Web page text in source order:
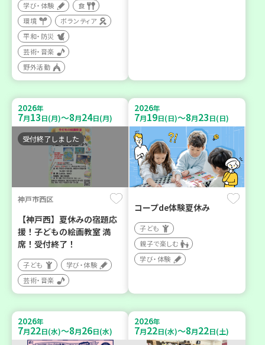
学び・体験
食
環境
ボランティア
平和・防災
芸術・音楽
野外活動
2026年
7月13日(月)～8月24日(月)
受付終了しました
神戸市西区
【神戸西】夏休みの宿題応
援！子どもの絵画教室 満
席！受付終了！
子ども
学び・体験
芸術・音楽
2026年
7月19日(日)～8月23日(日)
コープde体験夏休み
子ども
親子で楽しむ
学び・体験
2026年
7月22日(水)～8月26日(水)
2026年
7月22日(水)～8月22日(土)